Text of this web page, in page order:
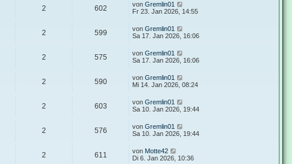
2 602 von Gremlin01
Fr 23. Jan 2026, 14:55
2 599 von Gremlin01
Sa 17. Jan 2026, 16:06
2 575 von Gremlin01
Sa 17. Jan 2026, 16:06
2 590 von Gremlin01
Mi 14. Jan 2026, 08:24
2 603 von Gremlin01
Sa 10. Jan 2026, 19:44
2 576 von Gremlin01
Sa 10. Jan 2026, 19:44
2 611 von Motte42
Di 6. Jan 2026, 10:36